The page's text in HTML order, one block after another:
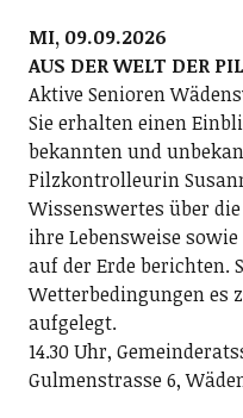
MI, 09.09.2026
AUS DER WELT DER
Aktive Senioren
Sie erhalten einen
bekannten und
Pilzkontrolleurin
Wissenswertes über
ihre Lebensweise
auf der Erde berichten.
Wetterbedingungen es
aufgelegt.
14.30 Uhr,
Gulmenstrasse 6,